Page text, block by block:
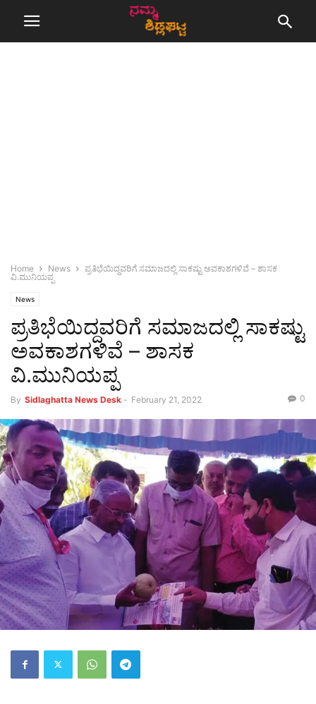
Home News
ಪ್ರತಿಭೆಯಿದ್ದವರಿಗೆ ಸಮಾಜದಲ್ಲಿ ಸಾಕಷ್ಟು ಅವಕಾಶಗಳಿವೆ – ಶಾಸಕ
ವಿ.ಮುನಿಯಪ್ಪ
News
ಪ್ರತಿಭೆಯಿದ್ದವರಿಗೆ ಸಮಾಜದಲ್ಲಿ ಸಾಕಷ್ಟು
ಅವಕಾಶಗಳಿವೆ – ಶಾಸಕ
ವಿ.ಮುನಿಯಪ್ಪ
By Sidlaghatta News Desk - February 21, 2022 0